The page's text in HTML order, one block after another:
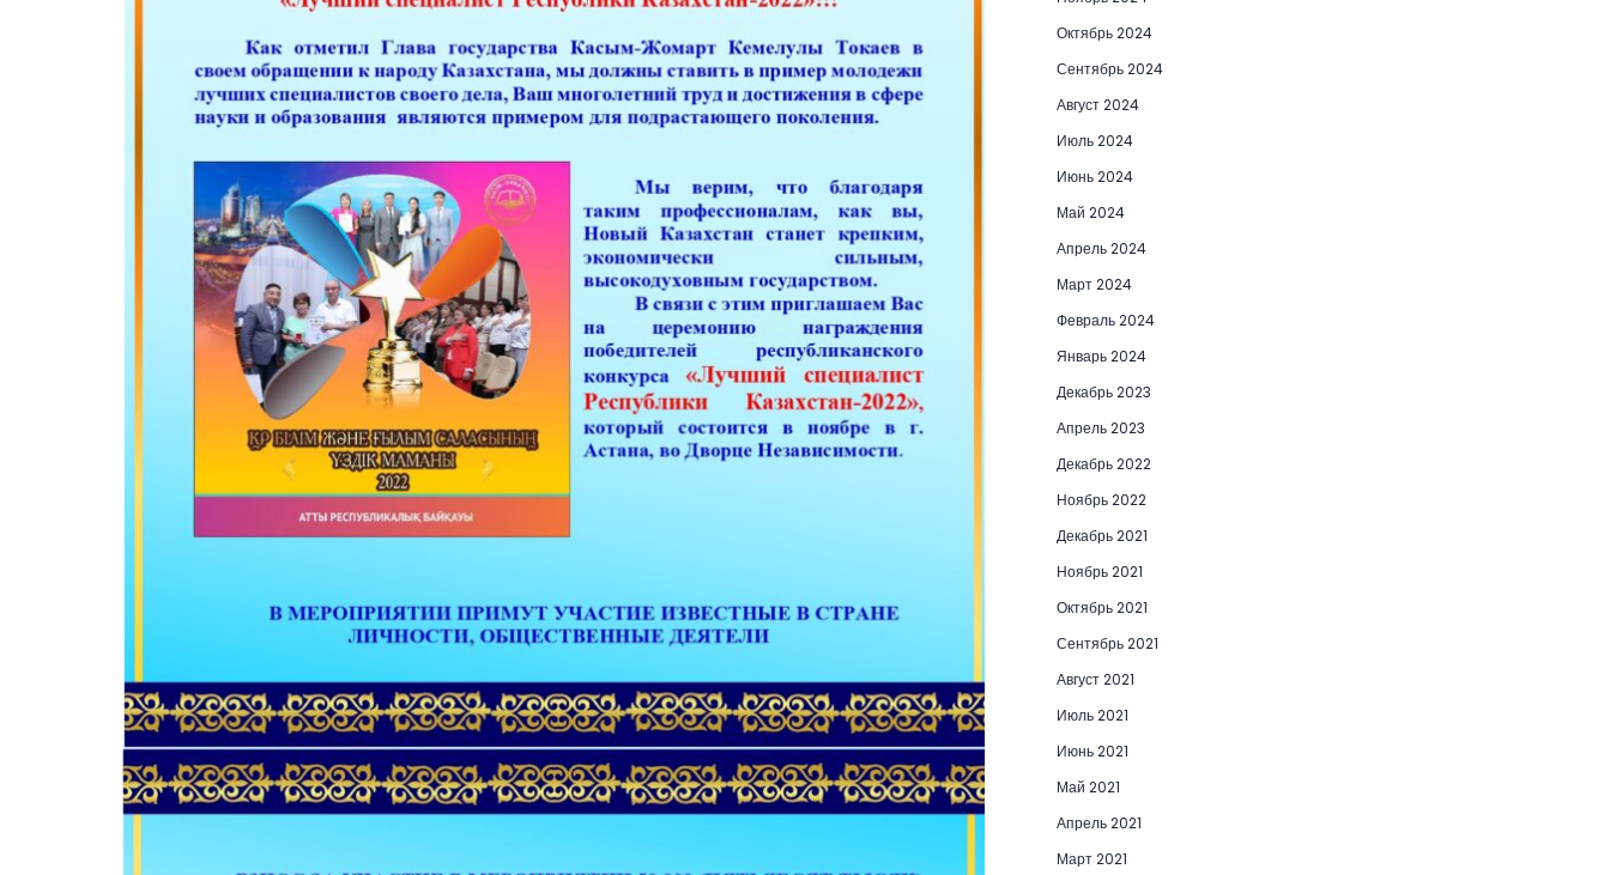
Октябрь 2024
Сентябрь 2024
Август 2024
Июль 2024
Июнь 2024
Май 2024
Апрель 2024
Март 2024
Февраль 2024
Январь 2024
Декабрь 2023
Апрель 2023
Декабрь 2022
Ноябрь 2022
Декабрь 2021
Ноябрь 2021
Октябрь 2021
Сентябрь 2021
Август 2021
Июль 2021
Июнь 2021
Май 2021
Апрель 2021
Март 2021